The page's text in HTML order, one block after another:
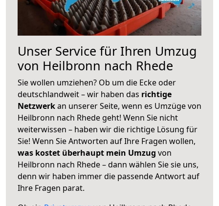
Unser Service für Ihren Umzug
von Heilbronn nach Rhede
Sie wollen umziehen? Ob um die Ecke oder
deutschlandweit – wir haben das richtige
Netzwerkan unserer Seite, wenn es Umzüge von
Heilbronn nach Rhede geht! Wenn Sie nicht
weiterwissen – haben wir die richtige Lösung für
Sie! Wenn Sie Antworten auf Ihre Fragen wollen,
was kostet überhaupt mein Umzug von
Heilbronn nach Rhede – dann wählen Sie sie uns,
denn wir haben immer die passende Antwort auf
Ihre Fragen parat.